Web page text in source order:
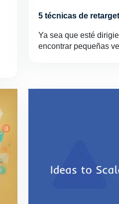
5 técnicas de
Ya sea que esté
encontrar pequeñas